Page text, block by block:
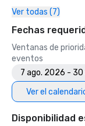
Ver todas (7)
Fechas
Ventanas de
eventos
7 ago. 2026 -
Ver el
Disponibilidad